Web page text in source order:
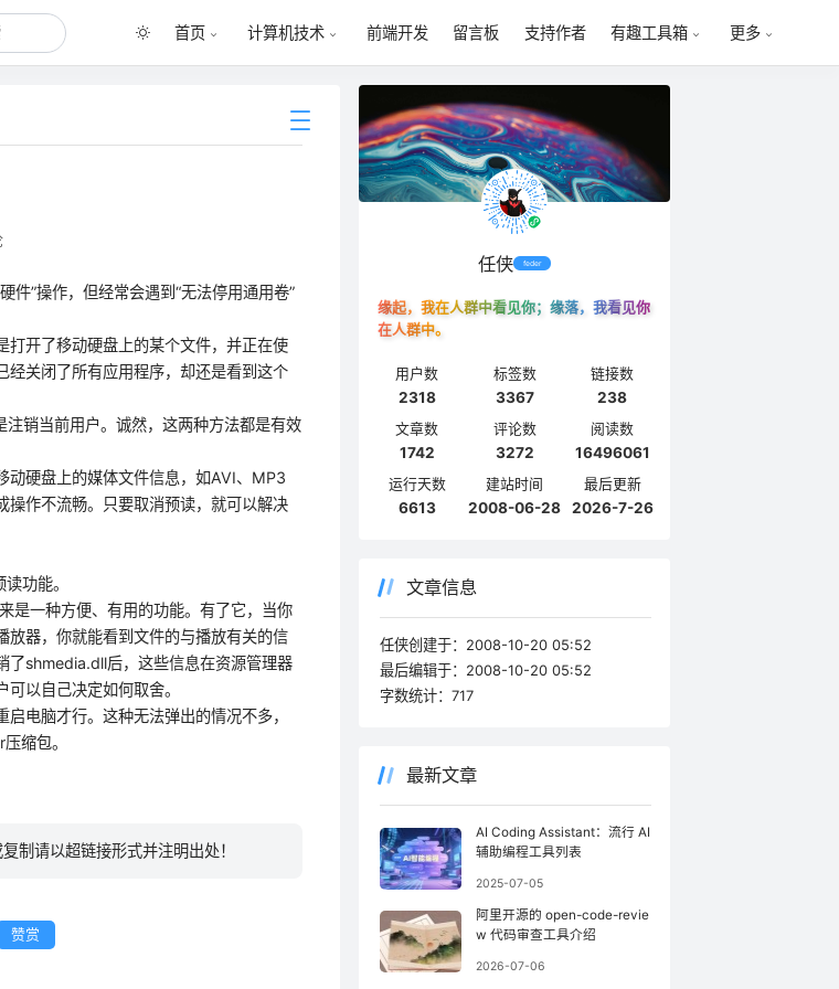
首页 计算机技术 前端开发 留言板 支持作者 有趣工具箱 更多
件”操作，但经常会遇到“无法停用通用卷”
开了移动硬盘上的某个文件，并正在使
经关闭了所有应用程序，却还是看到这个
销当前用户。诚然，这两种方法都是有效
硬盘上的媒体文件信息，如AVI、MP3
操作不流畅。只要取消预读，就可以解决
读功能。
一种方便、有用的功能。有了它，当你
放器，你就能看到文件的与播放有关的信
了shmedia.dll后，这些信息在资源管理器
户可以自己决定如何取舍。
电脑才行。这种无法弹出的情况不多，
缩包。
制请以超链接形式并注明出处！
赞赏
任侠 feder
缘起，我在人群中看见你；缘落，我看见你
在人群中。
用户数
2318
标签数
3367
链接数
238
文章数
1742
评论数
3272
阅读数
16496061
运行天数
6613
建站时间
2008-06-28
最后更新
2026-7-26
文章信息
任侠创建于： 2008-10-20 05:52
最后编辑于： 2008-10-20 05:52
字数统计： 717
最新文章
AI Coding Assistant：流行 AI
辅助编程工具列表
2025-07-05
阿里开源的 open-code-revie
w 代码审查工具介绍
2026-07-06